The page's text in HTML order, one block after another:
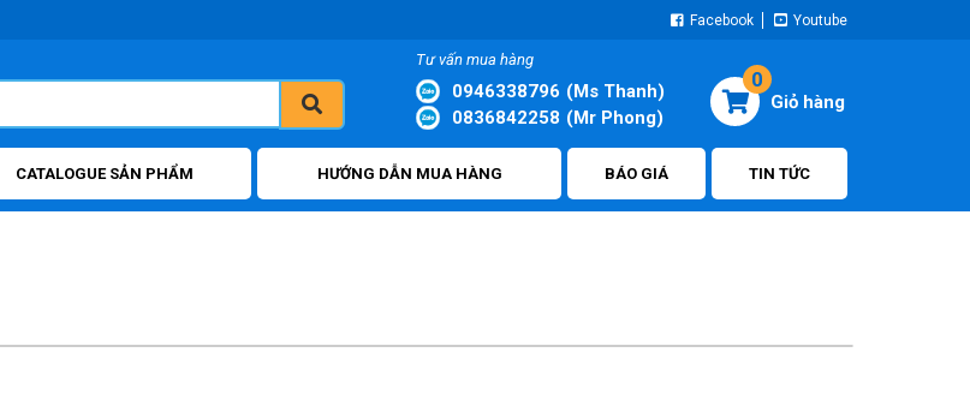
Facebook Youtube
Tư vấn mua hàng
0946338796 (Ms Thanh)
0836842258 (Mr Phong)
0
CATALOGUE SẢN PHẨM HƯỚNG DẪN MUA HÀNG BÁO GIÁ TIN TỨC